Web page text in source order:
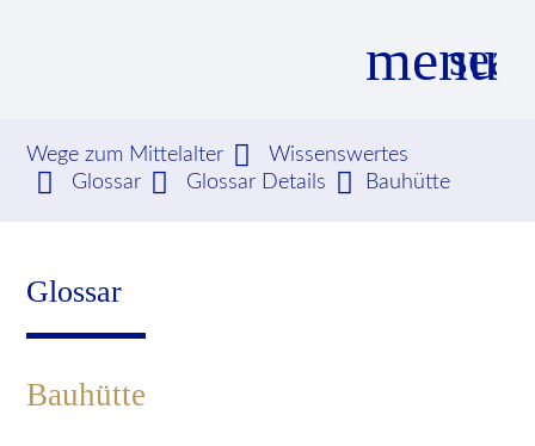
menu
Suchbegriffe SUCHEN
Wege zum Mittelalter
Wissenswertes
Glossar
Glossar Details Bauhütte
Glossar
Bauhütte